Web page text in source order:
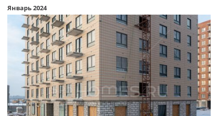
Январь 2024